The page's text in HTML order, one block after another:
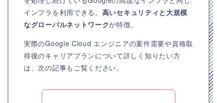
インフラを利用できる。 高いセキュリティと大規模
なグローバルネットワークが特徴。
実際のGoogle Cloud エンジニアの案件需要や資格取
得後のキャリアプランについて詳しく知りたい方
は、次の記事もご覧ください。